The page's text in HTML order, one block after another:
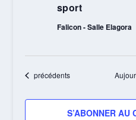
sport
Falicon - Salle Elagora
Évènements
précédents
S’ABONNER AU